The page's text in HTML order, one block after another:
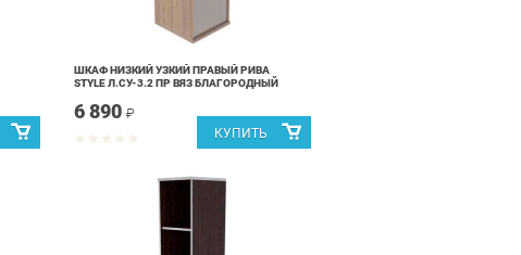
ШКАФ НИЗКИЙ УЗКИЙ ПРАВЫЙ РИВА
STYLE Л.СУ-3.2 ПР ВЯЗ БЛАГОРОДНЫЙ
6 890 ₽